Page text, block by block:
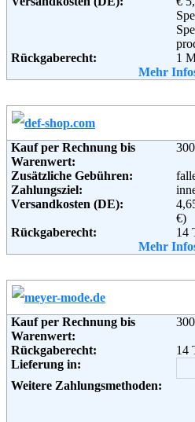
Email:
Rückgaberecht:
1
Weitere Zahlungsmethoden:
Adresse:
1-
Email:
Weiterführende
Informationen:
Mehr
Kauf per Rechnung bis
Warenwert:
Zusätzliche Gebühren:
Zahlungsziel:
Versandkosten (DE):
€)
Rückgaberecht:
14
Ja,
Weitere Zahlungsmethoden:
Adresse:
Telefon:
Mehr
Kauf per Rechnung bis
Warenwert:
Rückgaberecht:
14
Lieferung in:
Weitere Zahlungsmethoden: